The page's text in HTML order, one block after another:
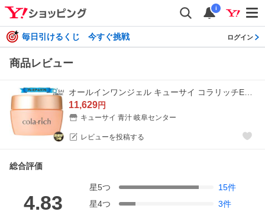
i
毎日引けるくじ 今すぐ挑戦 ログイン
商品レビュー
11,629円
キューサイ 青汁 岐阜センター
レビューを投稿する
総合評価
4.83
星5つ 15件
星4つ 3件